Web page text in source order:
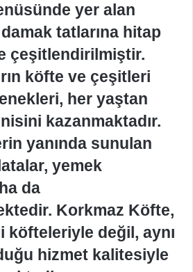
yer alan
tatlarına hitap
çeşitlendirilmiştir.
köfte ve çeşitleri
her yaştan
kazanmaktadır.
yanında sunulan
yemek
da
Korkmaz Köfte,
köfteleriyle değil, aynı
hizmet kalitesiyle